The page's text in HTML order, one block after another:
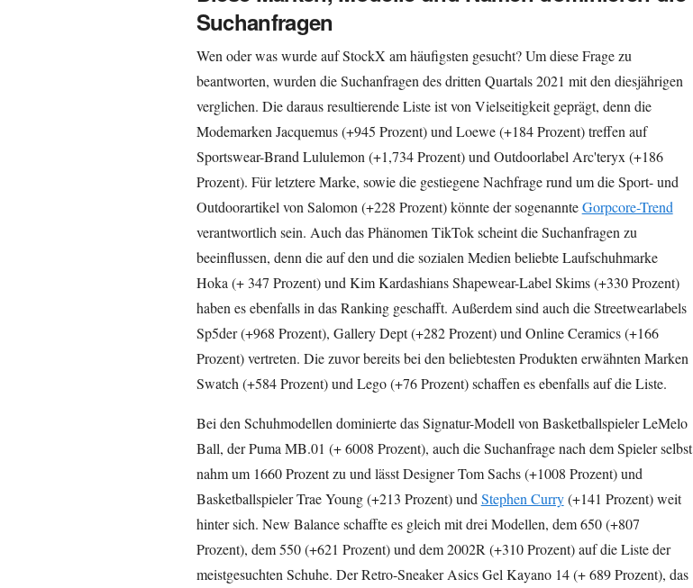
Suchanfragen
Wen oder was wurde auf StockX am häufigsten gesucht? Um diese Frage zu
beantworten, wurden die Suchanfragen des dritten Quartals 2021 mit den diesjährigen
verglichen. Die daraus resultierende Liste ist von Vielseitigkeit geprägt, denn die
Modemarken Jacquemus (+945 Prozent) und Loewe (+184 Prozent) treffen auf
Sportswear-Brand Lululemon (+1,734 Prozent) und Outdoorlabel Arc'teryx (+186
Prozent). Für letztere Marke, sowie die gestiegene Nachfrage rund um die Sport- und
Outdoorartikel von Salomon (+228 Prozent) könnte der sogenannteGorpcore-Trend
verantwortlich sein. Auch das Phänomen TikTok scheint die Suchanfragen zu
beeinflussen, denn die auf den und die sozialen Medien beliebte Laufschuhmarke
Hoka (+ 347 Prozent) und Kim Kardashians Shapewear-Label Skims (+330 Prozent)
haben es ebenfalls in das Ranking geschafft. Außerdem sind auch die Streetwearlabels
Sp5der (+968 Prozent), Gallery Dept (+282 Prozent) und Online Ceramics (+166
Prozent) vertreten. Die zuvor bereits bei den beliebtesten Produkten erwähnten Marken
Swatch (+584 Prozent) und Lego (+76 Prozent) schaffen es ebenfalls auf die Liste.
Bei den Schuhmodellen dominierte das Signatur-Modell von Basketballspieler LeMelo
Ball, der Puma MB.01 (+ 6008 Prozent), auch die Suchanfrage nach dem Spieler selbst
nahm um 1660 Prozent zu und lässt Designer Tom Sachs (+1008 Prozent) und
Basketballspieler Trae Young (+213 Prozent) und Stephen Curry(+141 Prozent) weit
hinter sich. New Balance schaffte es gleich mit drei Modellen, dem 650 (+807
Prozent), dem 550 (+621 Prozent) und dem 2002R (+310 Prozent) auf die Liste der
meistgesuchten Schuhe. Der Retro-Sneaker Asics Gel Kayano 14 (+ 689 Prozent), das